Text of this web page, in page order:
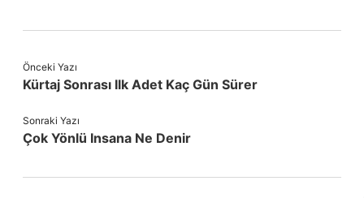
Önceki Yazı
Kürtaj Sonrası Ilk Adet Kaç Gün Sürer
Sonraki Yazı
Çok Yönlü Insana Ne Denir